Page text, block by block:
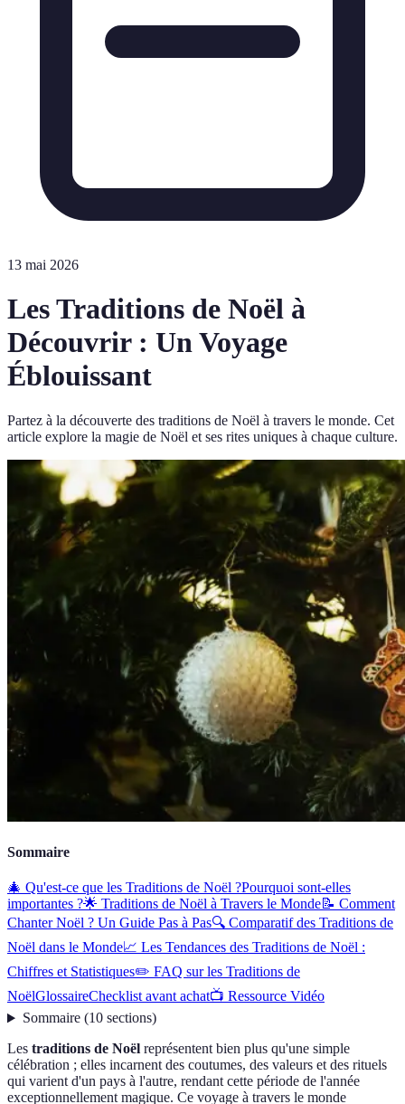
13 mai 2026
Les Traditions de Noël à
Découvrir : Un Voyage
Éblouissant
Partez à la découverte des traditions de Noël à travers le monde. Cet
article explore la magie de Noël et ses rites uniques à chaque culture.
Sommaire
🎄 Qu'est-ce que les Traditions de Noël ?Pourquoi sont-elles
importantes ?🌟 Traditions de Noël à Travers le Monde📝 Comment
Chanter Noël ? Un Guide Pas à Pas🔍 Comparatif des Traditions de
Noël dans le Monde📈 Les Tendances des Traditions de Noël :
Chiffres et Statistiques✏️ FAQ sur les Traditions de
NoëlGlossaireChecklist avant achat📺 Ressource Vidéo
Sommaire(10 sections)
Les traditions de Noël représentent bien plus qu'une simple
célébration ; elles incarnent des coutumes, des valeurs et des rituels
qui varient d'un pays à l'autre, rendant cette période de l'année
exceptionnellement magique. Ce voyage à travers le monde